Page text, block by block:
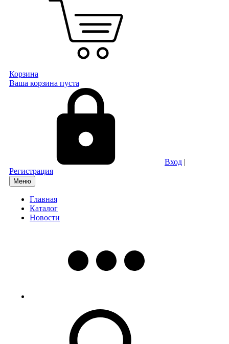
Корзина
Ваша корзина пуста
Вход |
Регистрация
Меню
Главная
Каталог
Новости